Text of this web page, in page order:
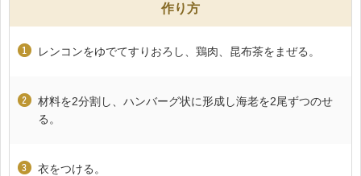
作り方
レンコンをゆでてすりおろし、鶏肉、昆布茶をまぜる。
材料を2分割し、ハンバーグ状に形成し海老を2尾ずつのせ
る。
衣をつける。